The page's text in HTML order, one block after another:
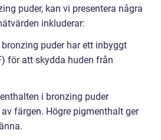
puder, kan vi presentera några
inkluderar:
puder har ett inbyggt
för att skydda huden från
i bronzing puder
färgen. Högre pigmenthalt ger